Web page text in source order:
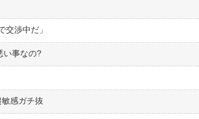
交渉中だ」
い事なの?
感ガチ抜